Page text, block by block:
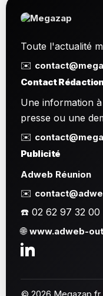
Toute l'actualité
✉️
Contact Rédaction
Une information
presse ou une
✉️
Publicité
Adweb Réunion
✉️
☎️ 02 62 97 32 00
🌐www.adweb-